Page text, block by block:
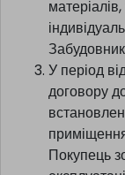
У період
договору
Покупець